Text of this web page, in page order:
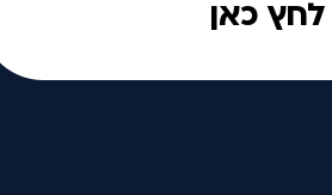
לחץ כאן